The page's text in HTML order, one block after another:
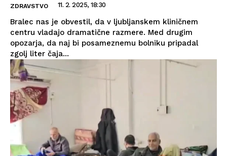
ZDRAVSTVO 11. 2. 2025, 18:30
Bralec nas je obvestil, da v ljubljanskem kliničnem
centru vladajo dramatične razmere. Med drugim
opozarja, da naj bi posameznemu bolniku pripadal
zgolj liter čaja...